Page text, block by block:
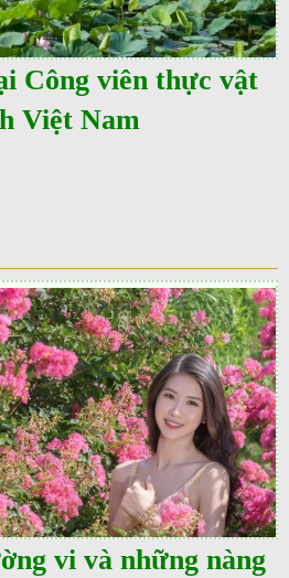
Công viên thực vật
Việt Nam
vi và những nàng